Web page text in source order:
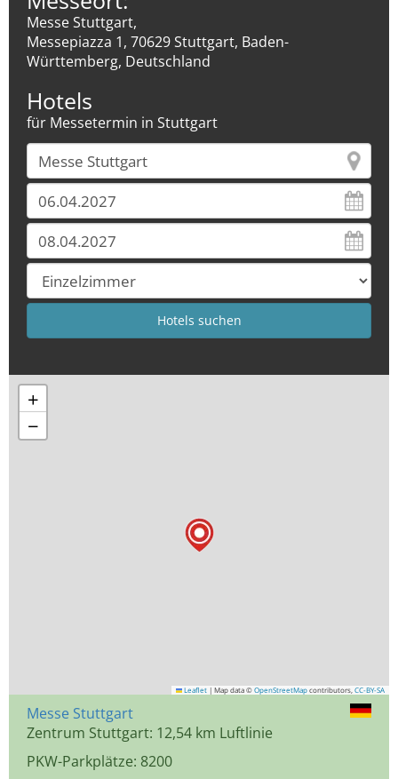
Messe Stuttgart,
Messepiazza 1, 70629 Stuttgart, Baden-
Württemberg, Deutschland
Hotels
für Messetermin in Stuttgart
+
−
Leaflet | Map data © OpenStreetMap contributors, CC-BY-SA
Messe Stuttgart
Zentrum Stuttgart: 12,54 km Luftlinie
PKW-Parkplätze: 8200